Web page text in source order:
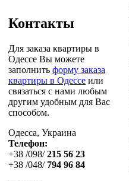
Контакты
Для заказа квартиры в
Одессе Вы можете
заполнить форму заказа
квартиры в Одессе или
связаться с нами любым
другим удобным для Вас
способом.
Одесса, Украина
Телефон:
+38 /098/215 56 23
+38 /048/ 794 96 84